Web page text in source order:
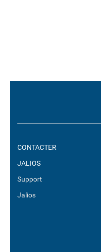
CONTACTER
JALIOS
Support
Jalios